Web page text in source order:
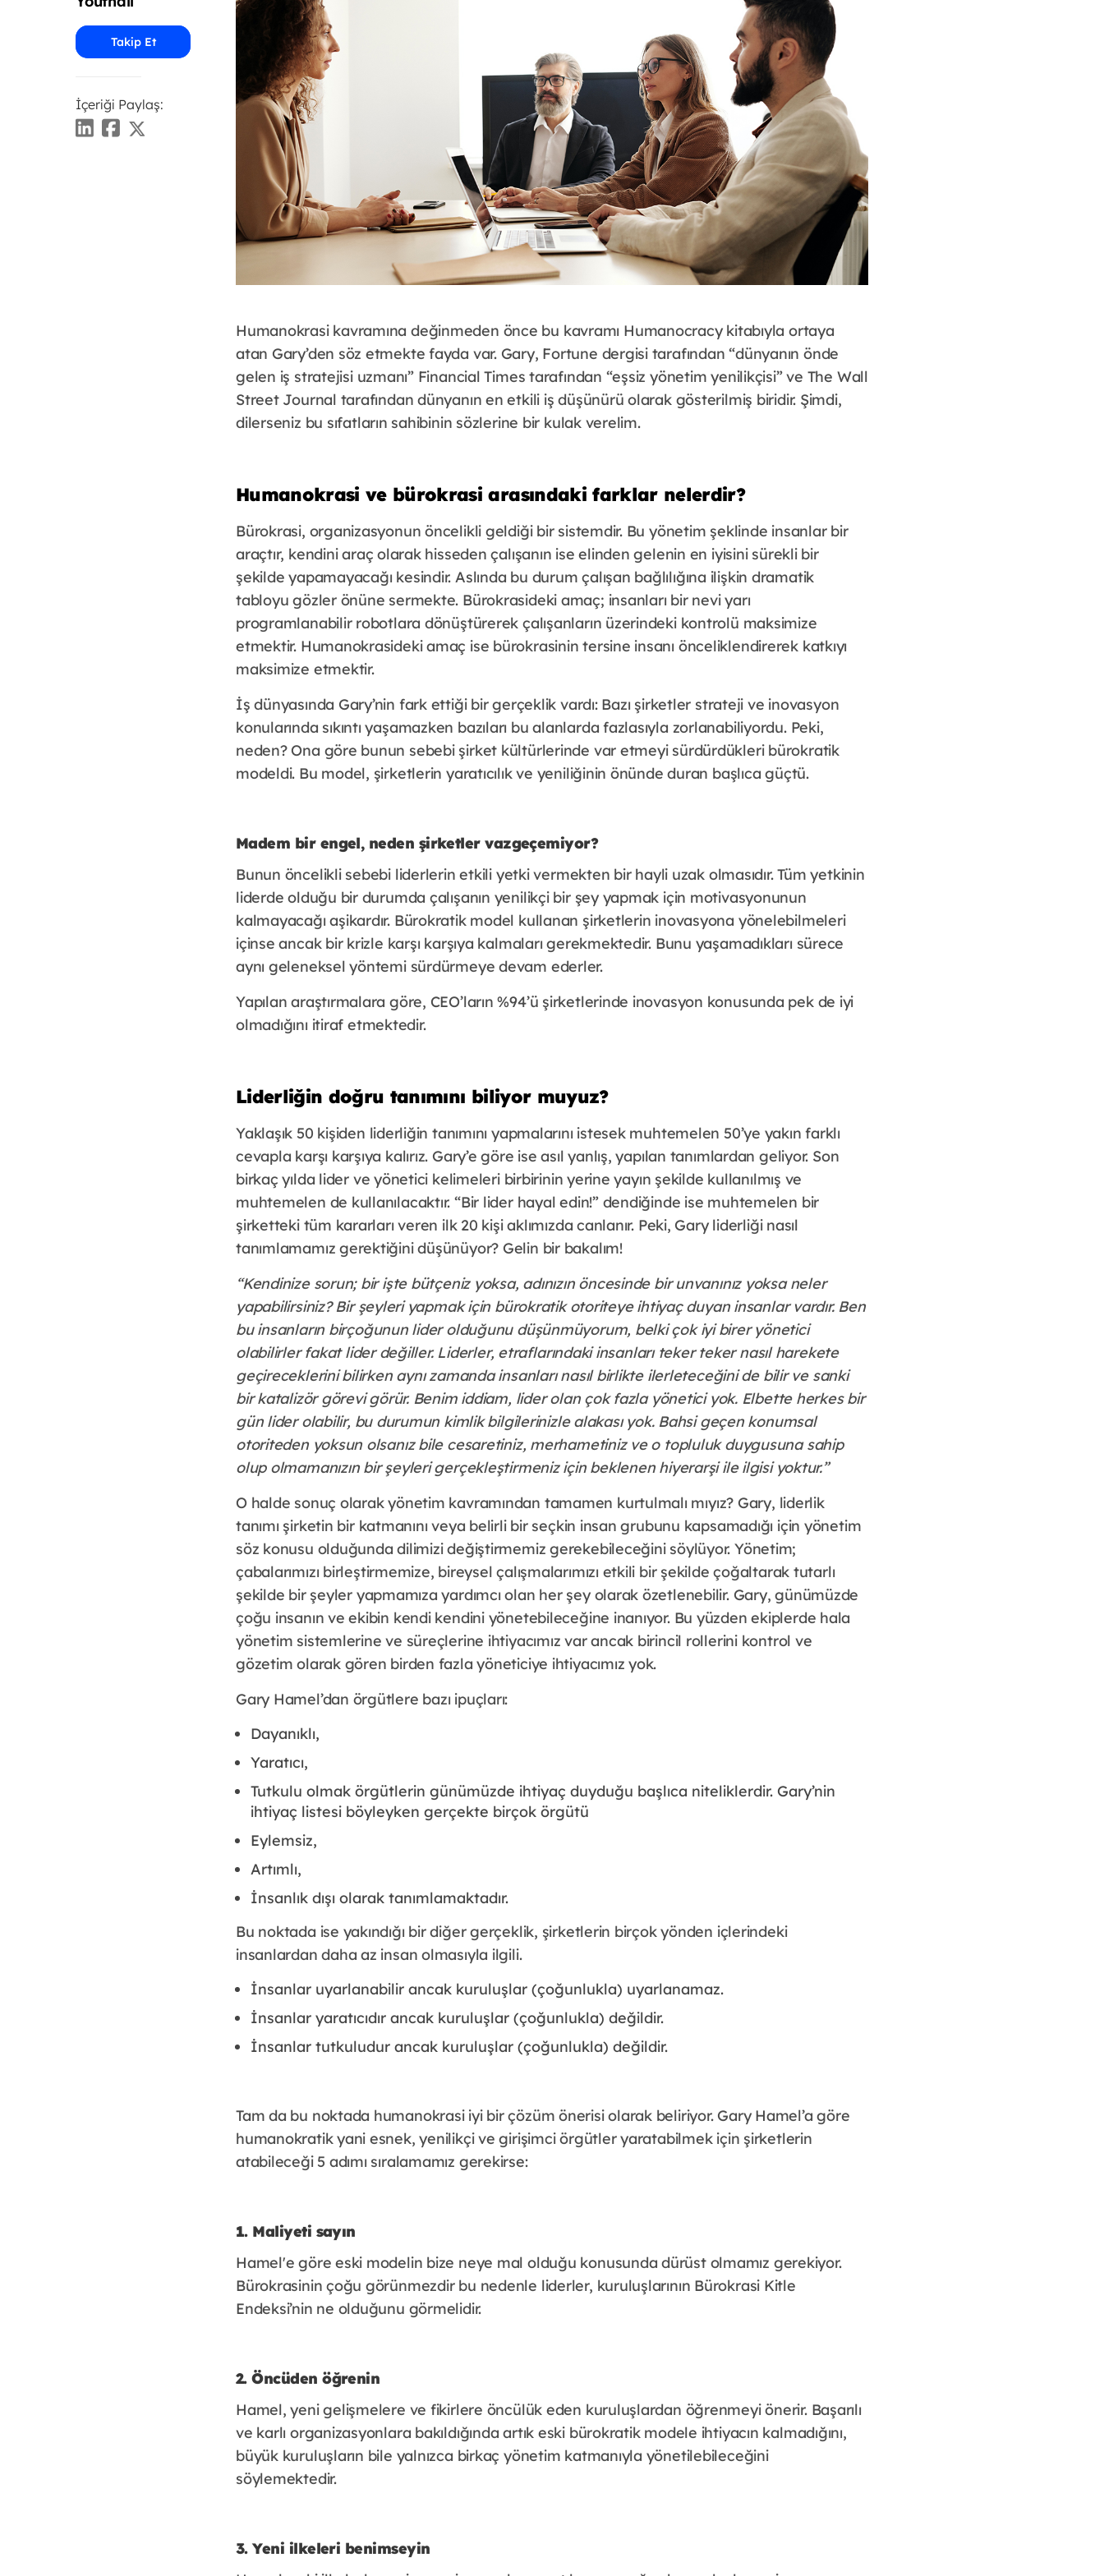
Takip Et
İçeriği Paylaş:
Humanokrasi kavramına değinmeden önce bu kavramı Humanocracy kitabıyla ortaya
atan Gary’den söz etmekte fayda var. Gary, Fortune dergisi tarafından “dünyanın önde
gelen iş stratejisi uzmanı” Financial Times tarafından “eşsiz yönetim yenilikçisi” ve The Wall
Street Journal tarafından dünyanın en etkili iş düşünürü olarak gösterilmiş biridir. Şimdi,
dilerseniz bu sıfatların sahibinin sözlerine bir kulak verelim.
Humanokrasi ve bürokrasi arasındaki farklar nelerdir?
Bürokrasi, organizasyonun öncelikli geldiği bir sistemdir. Bu yönetim şeklinde insanlar bir
araçtır, kendini araç olarak hisseden çalışanın ise elinden gelenin en iyisini sürekli bir
şekilde yapamayacağı kesindir. Aslında bu durum çalışan bağlılığına ilişkin dramatik
tabloyu gözler önüne sermekte. Bürokrasideki amaç; insanları bir nevi yarı
programlanabilir robotlara dönüştürerek çalışanların üzerindeki kontrolü maksimize
etmektir. Humanokrasideki amaç ise bürokrasinin tersine insanı önceliklendirerek katkıyı
maksimize etmektir.
İş dünyasında Gary’nin fark ettiği bir gerçeklik vardı: Bazı şirketler strateji ve inovasyon
konularında sıkıntı yaşamazken bazıları bu alanlarda fazlasıyla zorlanabiliyordu. Peki,
neden? Ona göre bunun sebebi şirket kültürlerinde var etmeyi sürdürdükleri bürokratik
modeldi. Bu model, şirketlerin yaratıcılık ve yeniliğinin önünde duran başlıca güçtü.
Madem bir engel, neden şirketler vazgeçemiyor?
Bunun öncelikli sebebi liderlerin etkili yetki vermekten bir hayli uzak olmasıdır. Tüm yetkinin
liderde olduğu bir durumda çalışanın yenilikçi bir şey yapmak için motivasyonunun
kalmayacağı aşikardır. Bürokratik model kullanan şirketlerin inovasyona yönelebilmeleri
içinse ancak bir krizle karşı karşıya kalmaları gerekmektedir. Bunu yaşamadıkları sürece
aynı geleneksel yöntemi sürdürmeye devam ederler.
Yapılan araştırmalara göre, CEO’ların %94’ü şirketlerinde inovasyon konusunda pek de iyi
olmadığını itiraf etmektedir.
Liderliğin doğru tanımını biliyor muyuz?
Yaklaşık 50 kişiden liderliğin tanımını yapmalarını istesek muhtemelen 50’ye yakın farklı
cevapla karşı karşıya kalırız. Gary’e göre ise asıl yanlış, yapılan tanımlardan geliyor. Son
birkaç yılda lider ve yönetici kelimeleri birbirinin yerine yayın şekilde kullanılmış ve
muhtemelen de kullanılacaktır. “Bir lider hayal edin!” dendiğinde ise muhtemelen bir
şirketteki tüm kararları veren ilk 20 kişi aklımızda canlanır. Peki, Gary liderliği nasıl
tanımlamamız gerektiğini düşünüyor? Gelin bir bakalım!
“Kendinize sorun; bir işte bütçeniz yoksa, adınızın öncesinde bir unvanınız yoksa neler
yapabilirsiniz? Bir şeyleri yapmak için bürokratik otoriteye ihtiyaç duyan insanlar vardır. Ben
bu insanların birçoğunun lider olduğunu düşünmüyorum, belki çok iyi birer yönetici
olabilirler fakat lider değiller. Liderler, etraflarındaki insanları teker teker nasıl harekete
geçireceklerini bilirken aynı zamanda insanları nasıl birlikte ilerleteceğini de bilir ve sanki
bir katalizör görevi görür. Benim iddiam, lider olan çok fazla yönetici yok. Elbette herkes bir
gün lider olabilir, bu durumun kimlik bilgilerinizle alakası yok. Bahsi geçen konumsal
otoriteden yoksun olsanız bile cesaretiniz, merhametiniz ve o topluluk duygusuna sahip
olup olmamanızın bir şeyleri gerçekleştirmeniz için beklenen hiyerarşi ile ilgisi yoktur.”
O halde sonuç olarak yönetim kavramından tamamen kurtulmalı mıyız? Gary, liderlik
tanımı şirketin bir katmanını veya belirli bir seçkin insan grubunu kapsamadığı için yönetim
söz konusu olduğunda dilimizi değiştirmemiz gerekebileceğini söylüyor. Yönetim;
çabalarımızı birleştirmemize, bireysel çalışmalarımızı etkili bir şekilde çoğaltarak tutarlı
şekilde bir şeyler yapmamıza yardımcı olan her şey olarak özetlenebilir. Gary, günümüzde
çoğu insanın ve ekibin kendi kendini yönetebileceğine inanıyor. Bu yüzden ekiplerde hala
yönetim sistemlerine ve süreçlerine ihtiyacımız var ancak birincil rollerini kontrol ve
gözetim olarak gören birden fazla yöneticiye ihtiyacımız yok.
Gary Hamel’dan örgütlere bazı ipuçları:
Dayanıklı,
Yaratıcı,
Tutkulu olmak örgütlerin günümüzde ihtiyaç duyduğu başlıca niteliklerdir. Gary’nin
ihtiyaç listesi böyleyken gerçekte birçok örgütü
Eylemsiz,
Artımlı,
İnsanlık dışı olarak tanımlamaktadır.
Bu noktada ise yakındığı bir diğer gerçeklik, şirketlerin birçok yönden içlerindeki
insanlardan daha az insan olmasıyla ilgili.
İnsanlar uyarlanabilir ancak kuruluşlar (çoğunlukla) uyarlanamaz.
İnsanlar yaratıcıdır ancak kuruluşlar (çoğunlukla) değildir.
İnsanlar tutkuludur ancak kuruluşlar (çoğunlukla) değildir.
Tam da bu noktada humanokrasi iyi bir çözüm önerisi olarak beliriyor. Gary Hamel’a göre
humanokratik yani esnek, yenilikçi ve girişimci örgütler yaratabilmek için şirketlerin
atabileceği 5 adımı sıralamamız gerekirse:
1. Maliyeti sayın
Hamel'e göre eski modelin bize neye mal olduğu konusunda dürüst olmamız gerekiyor.
Bürokrasinin çoğu görünmezdir bu nedenle liderler, kuruluşlarının Bürokrasi Kitle
Endeksi’nin ne olduğunu görmelidir.
2. Öncüden öğrenin
Hamel, yeni gelişmelere ve fikirlere öncülük eden kuruluşlardan öğrenmeyi önerir. Başarılı
ve karlı organizasyonlara bakıldığında artık eski bürokratik modele ihtiyacın kalmadığını,
büyük kuruluşların bile yalnızca birkaç yönetim katmanıyla yönetilebileceğini
söylemektedir.
3. Yeni ilkeleri benimseyin